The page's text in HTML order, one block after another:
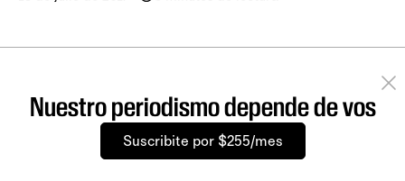
Nuestro periodismo depende de vos
Suscribite por $255/mes